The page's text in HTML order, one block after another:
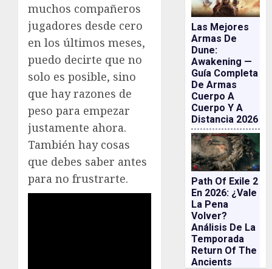
muchos compañeros
jugadores desde cero
en los últimos meses,
puedo decirte que no
solo es posible, sino
que hay razones de
peso para empezar
justamente ahora.
También hay cosas
que debes saber antes
para no frustrarte.
Las Mejores
Armas De
Dune:
Awakening —
Guía Completa
De Armas
Cuerpo A
Cuerpo Y A
Distancia 2026
Path Of Exile 2
En 2026: ¿vale
La Pena
Volver?
Análisis De La
Temporada
Return Of The
Ancients